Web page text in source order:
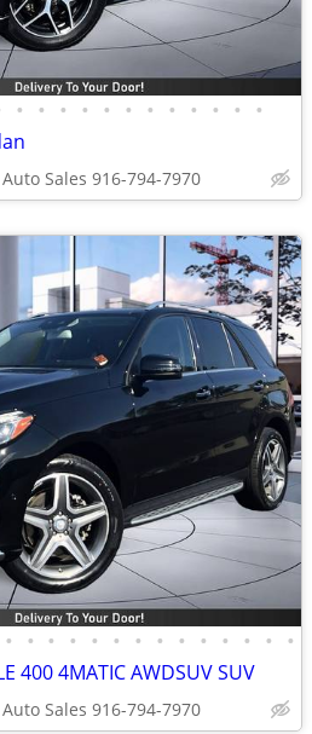
• • • • • • • • • • • •
Sales 916-794-7970
• • • • • • • • • • • • • •
400 4MATIC AWDSUV SUV
Sales 916-794-7970